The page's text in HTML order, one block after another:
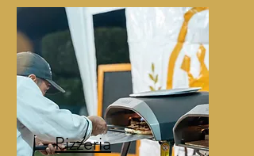
Pizzeria